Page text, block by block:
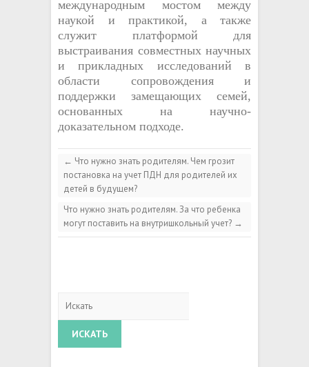
международным мостом между
наукой и практикой, а также
служит платформой для
выстраивания совместных научных
и прикладных исследований в
области сопровождения и
поддержки замещающих семей,
основанных на научно-
доказательном подходе.
← Что нужно знать родителям. Чем грозит
постановка на учет ПДН для родителей их
детей в будущем?
Что нужно знать родителям. За что ребенка
могут поставить на внутришкольный учет? →